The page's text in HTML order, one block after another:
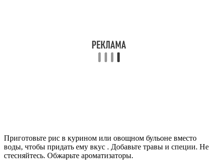
Пропорции: 1 стакан риса — 2 стакана воды. Выберите
овощной бульон усилит натуральные вкусы любых
добавленных овощей в рецепте жаркого с рисом или блюде из
жареного риса.